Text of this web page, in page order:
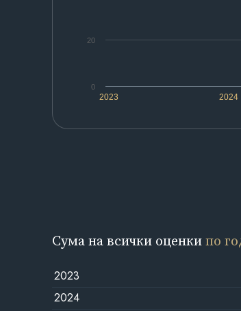
2023 2024
0
20
Сума на всички оценкипо
2023
2024